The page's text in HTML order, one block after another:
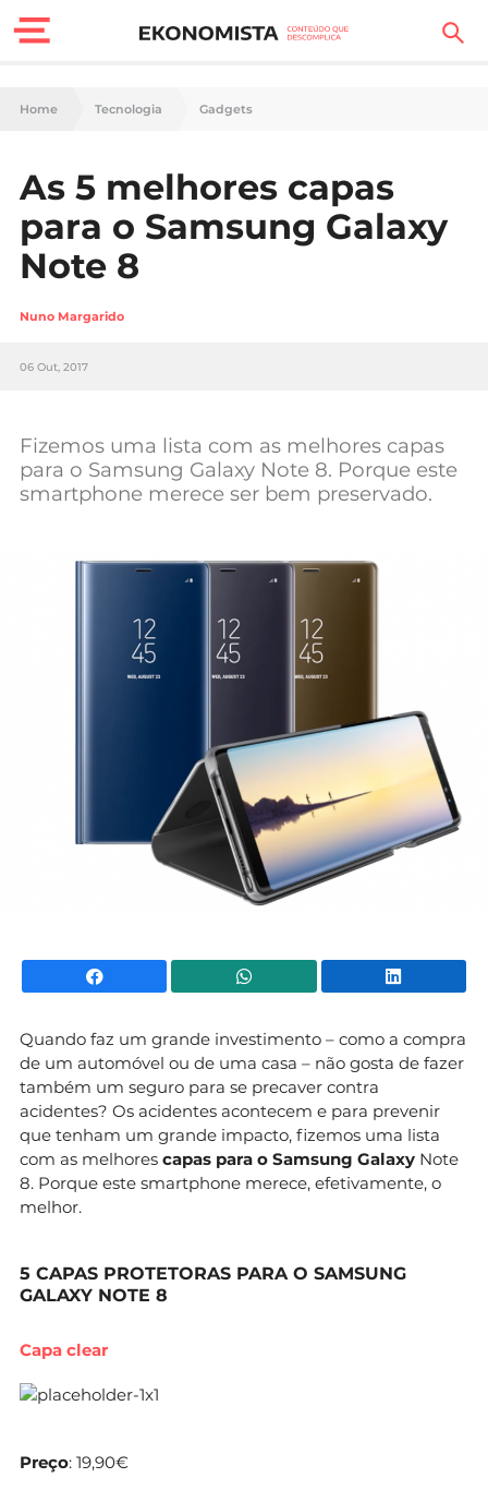
Finanças Pessoais
Carreira
Casa
Lifestyle
Sociedade
Negócios
Mundial 2026
Home Tecnologia Gadgets
As 5 melhores capas
para o Samsung Galaxy
Note 8
Nuno Margarido
06 Out, 2017
Fizemos uma lista com as melhores capas
para o Samsung Galaxy Note 8. Porque este
smartphone merece ser bem preservado.
Facebook WhatsApp
Quando faz um grande investimento – como a compra
de um automóvel ou de uma casa – não gosta de fazer
também um seguro para se precaver contra
acidentes? Os acidentes acontecem e para prevenir
que tenham um grande impacto, fizemos uma lista
com as melhores capas para o Samsung Galaxy Note
8. Porque este smartphone merece, efetivamente, o
melhor.
5 CAPAS PROTETORAS PARA O SAMSUNG
GALAXY NOTE 8
Capa clear
Preço: 19,90€